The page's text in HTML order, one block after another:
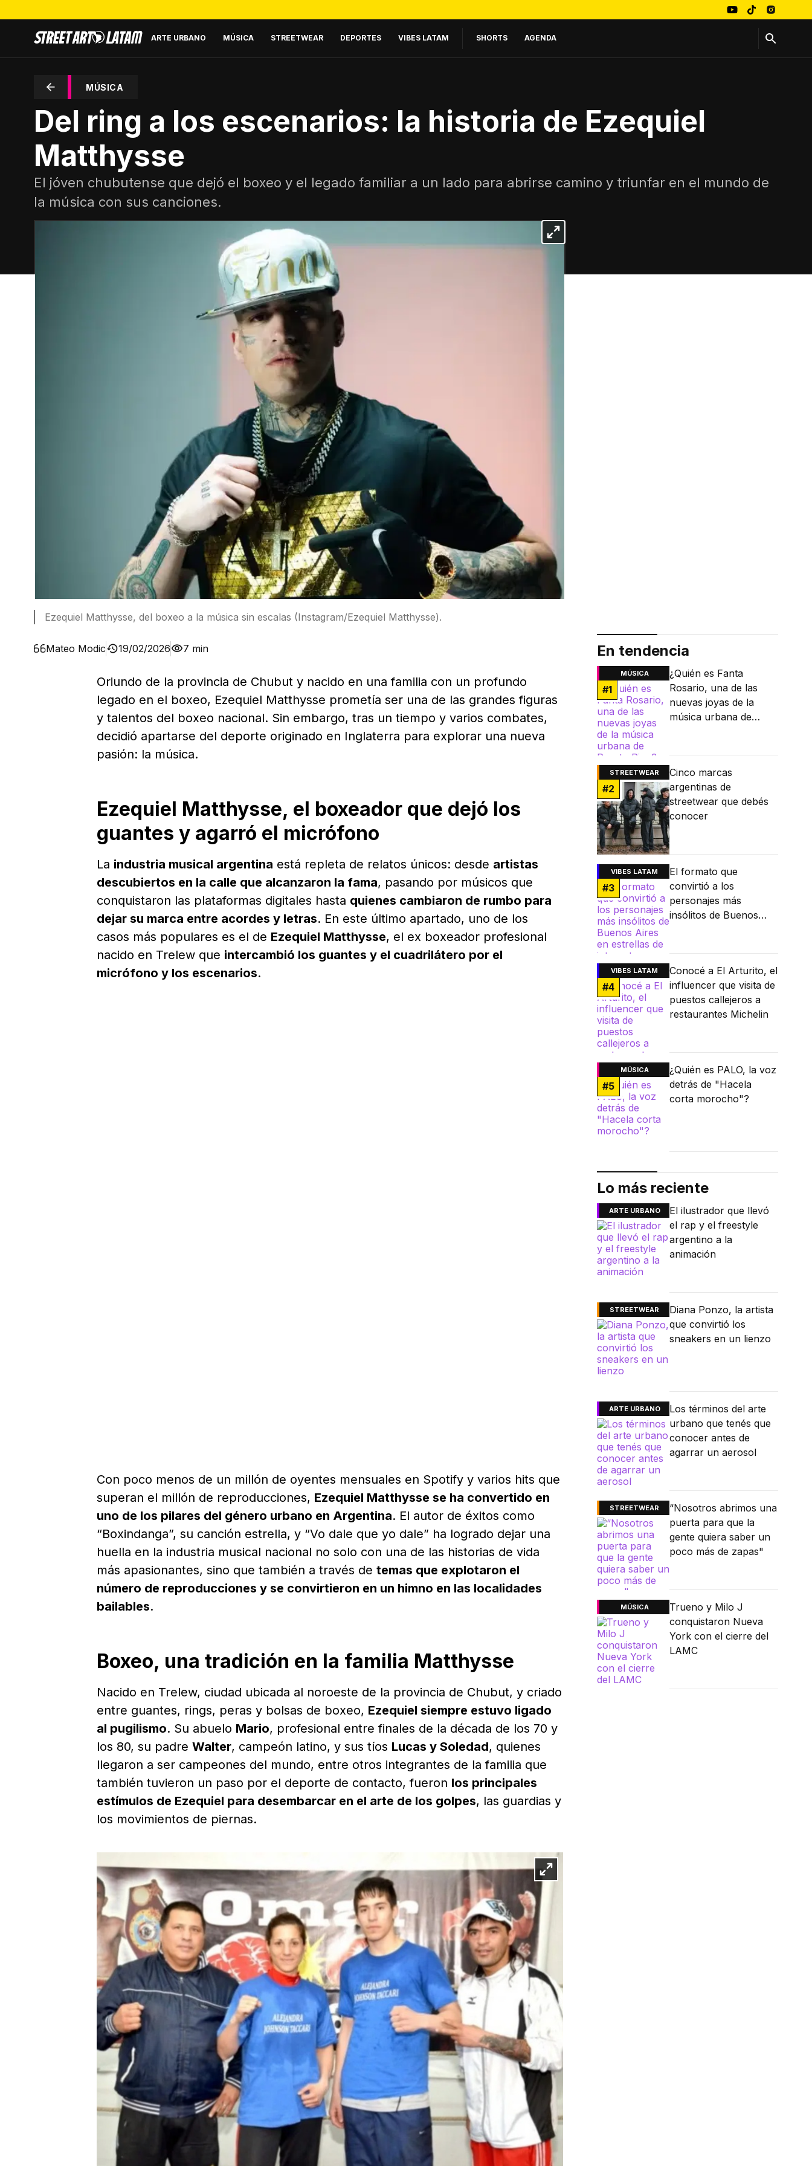
ARTE URBANO MÚSICA STREETWEAR DEPORTES VIBES LATAM SHORTS AGENDA
MÚSICA
Del ring a los escenarios: la historia de Ezequiel
Matthysse
El jóven chubutense que dejó el boxeo y el legado familiar a un lado para abrirse camino y triunfar en el mundo de
la música con sus canciones.
Ezequiel Matthysse, del boxeo a la música sin escalas (Instagram/Ezequiel Matthysse).
Mateo Modic 19/02/2026 7 min
Oriundo de la provincia de Chubut y nacido en una familia con un profundo
legado en el boxeo, Ezequiel Matthysse prometía ser una de las grandes figuras
y talentos del boxeo nacional. Sin embargo, tras un tiempo y varios combates,
decidió apartarse del deporte originado en Inglaterra para explorar una nueva
pasión: la música.
Ezequiel Matthysse, el boxeador que dejó los
guantes y agarró el micrófono
La industria musical argentina está repleta de relatos únicos: desde artistas
descubiertos en la calle que alcanzaron la fama, pasando por músicos que
conquistaron las plataformas digitales hasta quienes cambiaron de rumbo para
dejar su marca entre acordes y letras. En este último apartado, uno de los
casos más populares es el de Ezequiel Matthysse, el ex boxeador profesional
nacido en Trelew que intercambió los guantes y el cuadrilátero por el
micrófono y los escenarios.
Con poco menos de un millón de oyentes mensuales en Spotify y varios hits que
superan el millón de reproducciones, Ezequiel Matthysse se ha convertido en
uno de los pilares del género urbano en Argentina. El autor de éxitos como
“Boxindanga”, su canción estrella, y “Vo dale que yo dale” ha logrado dejar una
huella en la industria musical nacional no solo con una de las historias de vida
más apasionantes, sino que también a través de temas que explotaron el
número de reproducciones y se convirtieron en un himno en las localidades
bailables.
Boxeo, una tradición en la familia Matthysse
Nacido en Trelew, ciudad ubicada al noroeste de la provincia de Chubut, y criado
entre guantes, rings, peras y bolsas de boxeo, Ezequiel siempre estuvo ligado
al pugilismo. Su abuelo Mario, profesional entre finales de la década de los 70 y
los 80, su padre Walter, campeón latino, y sus tíos Lucas y Soledad, quienes
llegaron a ser campeones del mundo, entre otros integrantes de la familia que
también tuvieron un paso por el deporte de contacto, fueron los principales
estímulos de Ezequiel para desembarcar en el arte de los golpes, las guardias y
los movimientos de piernas.
En tendencia
MÚSICA
#1
¿Quién es Fanta
Rosario, una de las
nuevas joyas de la
música urbana de
STREETWEAR
#2
Cinco marcas
argentinas de
streetwear que debés
conocer
VIBES LATAM
#3
El formato que
convirtió a los
personajes más
insólitos de Buenos
VIBES LATAM
#4
Conocé a El Arturito, el
influencer que visita de
puestos callejeros a
restaurantes Michelin
MÚSICA
#5
¿Quién es PALO, la voz
detrás de "Hacela
corta morocho"?
Lo más reciente
ARTE URBANO
El ilustrador que llevó
el rap y el freestyle
argentino a la
animación
STREETWEAR
Diana Ponzo, la artista
que convirtió los
sneakers en un lienzo
ARTE URBANO
Los términos del arte
urbano que tenés que
conocer antes de
agarrar un aerosol
STREETWEAR
“Nosotros abrimos una
puerta para que la
gente quiera saber un
poco más de zapas"
MÚSICA
Trueno y Milo J
conquistaron Nueva
York con el cierre del
LAMC